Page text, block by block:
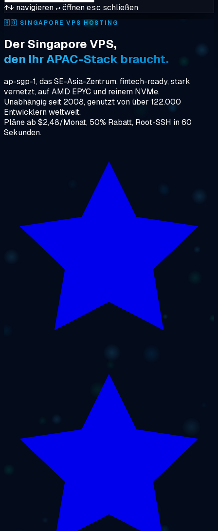
↑↓ navigieren↵öffnenesc schließen
🇸🇬 SINGAPORE VPS HOSTING
Der Singapore VPS,
den Ihr APAC-Stack braucht.
ap-sgp-1, das SE-Asia-Zentrum, fintech-ready, stark
vernetzt, auf AMD EPYC und reinem NVMe.
Unabhängig seit 2008, genutzt von über 122.000
Entwicklern weltweit.
Pläne ab $2,48/Monat, 50% Rabatt, Root-SSH in 60
Sekunden.